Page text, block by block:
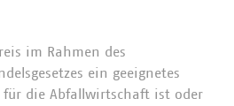
im Rahmen des
ein geeignetes
für die Abfallwirtschaft ist oder